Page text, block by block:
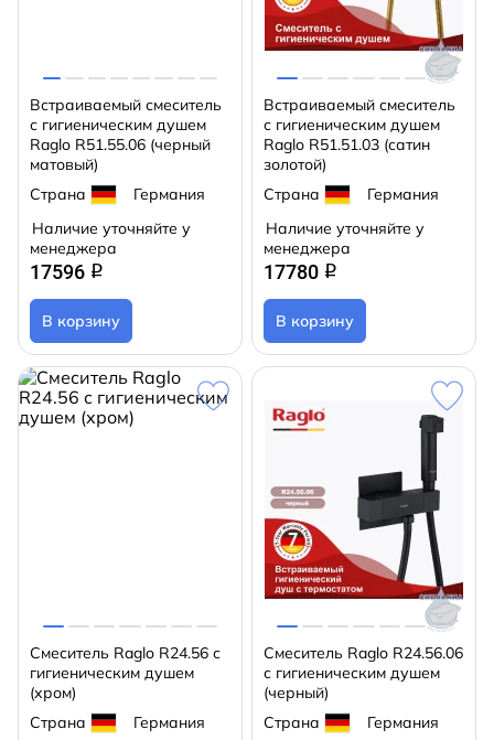
Встраиваемый смеситель
с гигиеническим душем
Raglo R51.55.06 (черный
матовый)
Страна
Германия
Наличие уточняйте у
менеджера
17596 q
В корзину
Встраиваемый смеситель
с гигиеническим душем
Raglo R51.51.03 (сатин
золотой)
Страна
Германия
Наличие уточняйте у
менеджера
17780 q
В корзину
Смеситель Raglo R24.56 с
гигиеническим душем
(хром)
Страна
Германия
Смеситель Raglo R24.56.06
с гигиеническим душем
(черный)
Страна
Германия